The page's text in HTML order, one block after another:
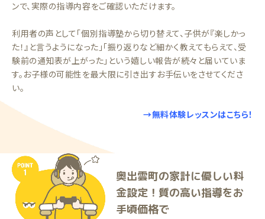
ンで、実際の指導内容をご確認いただけます。
利用者の声として「個別指導塾から切り替えて、子供が『楽しかっ
た！』と言うようになった」「振り返りなど細かく教えてもらえて、受
験前の通知表が上がった」という嬉しい報告が続々と届いていま
す。お子様の可能性を最大限に引き出すお手伝いをさせてくださ
い。
→無料体験レッスンはこちら！
奥出雲町の家計に優しい料
金設定！質の高い指導をお
手頃価格で